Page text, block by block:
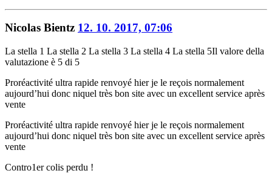
Nicolas Bientz 12. 10. 2017, 07:06
La stella 1 La stella 2 La stella 3 La stella 4 La stella 5Il valore della
valutazione è 5 di 5
Proréactivité ultra rapide renvoyé hier je le reçois normalement
aujourd’hui donc niquel très bon site avec un excellent service après
vente
Proréactivité ultra rapide renvoyé hier je le reçois normalement
aujourd’hui donc niquel très bon site avec un excellent service après
vente
Contro1er colis perdu !